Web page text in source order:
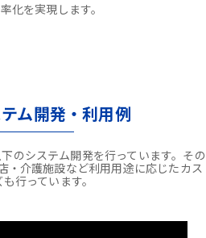
化を実現します。
ム開発・利用例
のシステム開発を行っています。その
・介護施設など利用用途に応じたカス
行っています。